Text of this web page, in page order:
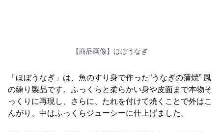
【商品画像】ほぼうなぎ
「ほぼうなぎ」は、魚のすり身で作った“うなぎの蒲焼” 風
の練り製品です。ふっくらと柔らかい身や皮面まで本物そ
っくりに再現し、さらに、たれを付けて焼くことで外はこ
んがり、中はふっくらジューシーに仕上げました。